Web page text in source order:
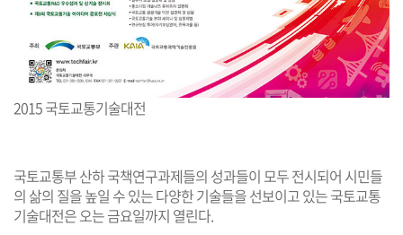
2015 국토교통기술대전
국토교통부 산하 국책연구과제들의 성과들이 모두 전시되어 시민들
의 삶의 질을 높일 수 있는 다양한 기술들을 선보이고 있는 국토교통
기술대전은 오는 금요일까지 열린다.